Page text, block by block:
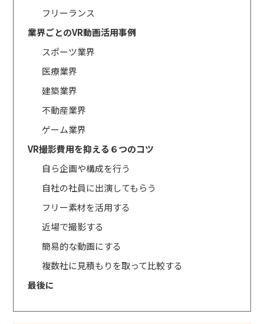
フリーランス
業界ごとのVR動画活用事例
スポーツ業界
医療業界
建築業界
不動産業界
ゲーム業界
VR撮影費用を抑える６つのコツ
自ら企画や構成を行う
自社の社員に出演してもらう
フリー素材を活用する
近場で撮影する
簡易的な動画にする
複数社に見積もりを取って比較する
最後に